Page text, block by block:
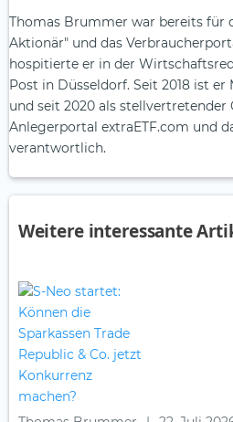
Thomas Brummer war bereits für
Aktionär" und das
hospitierte er in der
Post in Düsseldorf. Seit 2018 ist
und seit 2020 als stellvertretender
Anlegerportal extraETF.com und
verantwortlich.
Weitere interessante